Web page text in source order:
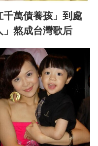
萬債養孩」到處
熬成台灣歌后